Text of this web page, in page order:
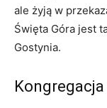
ale żyją w
Święta Góra jest
Gostynia.